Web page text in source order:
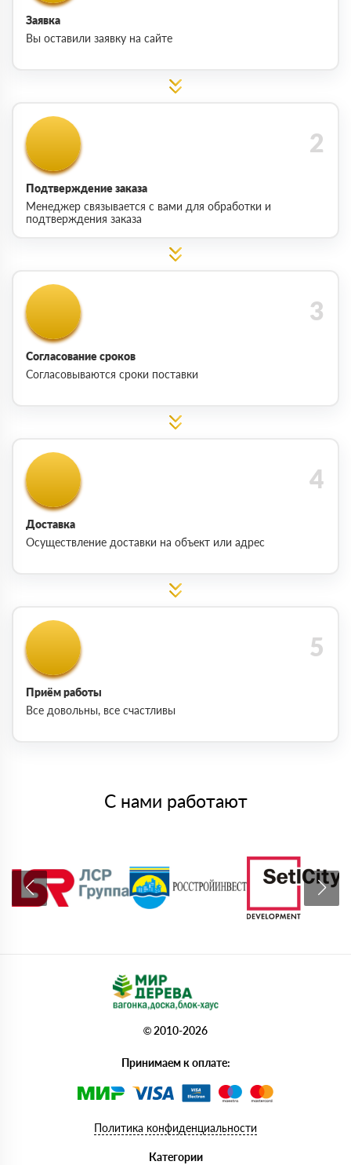
Заявка
Вы оставили заявку на сайте
Подтверждение заказа
Менеджер связывается с вами для обработки и
подтверждения заказа
Согласование сроков
Согласовываются сроки поставки
Доставка
Осуществление доставки на объект или адрес
Приём работы
Все довольны, все счастливы
С нами работают
© 2010-2026
Принимаем к оплате:
Политика конфиденциальности
Категории